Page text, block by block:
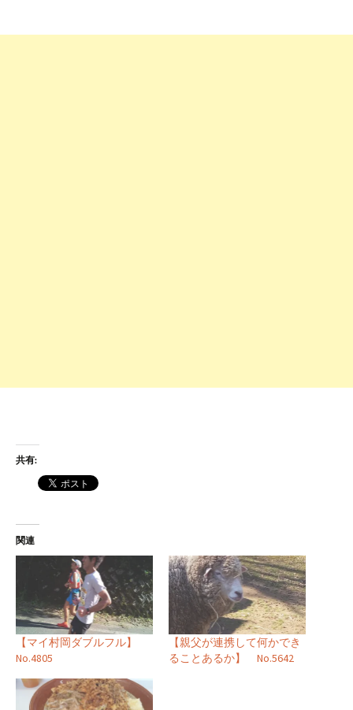
共有:
関連
【マイ村岡ダブルフル】
No.4805
【親父が連携して何かでき
ることあるか】 No.5642